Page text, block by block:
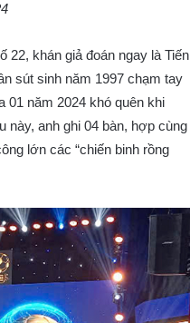
22, khán giả đoán ngay là Tiến
sút sinh năm 1997 chạm tay
01 năm 2024 khó quên khi
này, anh ghi 04 bàn, hợp cùng
lớn các “chiến binh rồng